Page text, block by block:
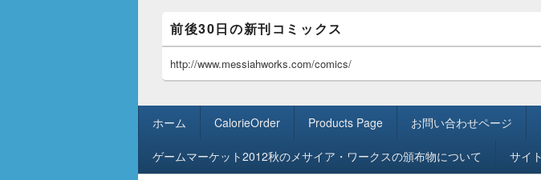
前後30日の新刊コミックス
http://www.messiahworks.com/comics/
ホーム CalorieOrder Products Page お問い合わせページ
ゲームマーケット2012秋のメサイア・ワークスの頒布物について サイ